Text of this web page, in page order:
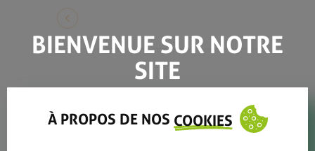
BEWAPP-GNP2020-WEB-
52
BIENVENUE SUR NOTRE
SITE
À PROPOS DE NOS COOKIES